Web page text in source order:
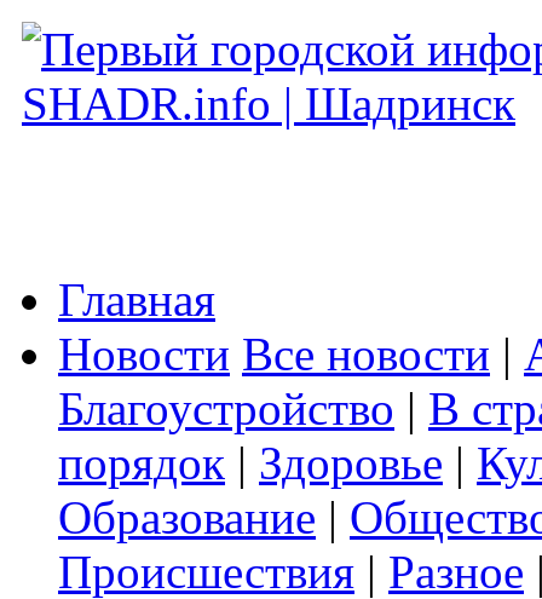
Главная
Новости Все новости |
Благоустройство | В
порядок | Здоровье |
Образование |
Происшествия | Разное